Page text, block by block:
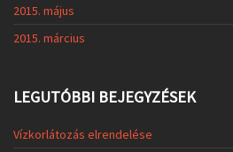
2015. május
2015. március
LEGUTÓBBI BEJEGYZÉSEK
Vízkorlátozás elrendelése